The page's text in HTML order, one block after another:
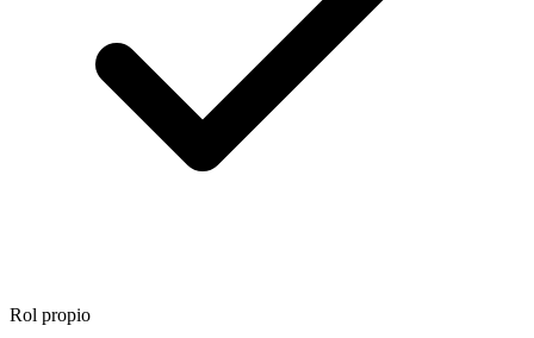
Rol propio